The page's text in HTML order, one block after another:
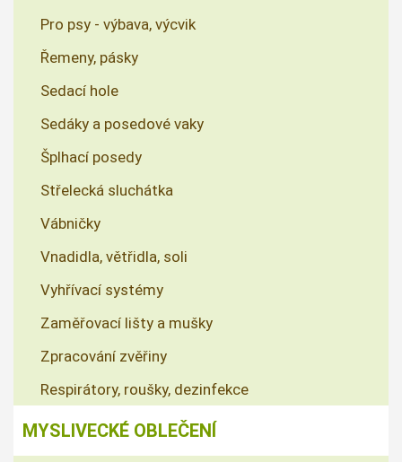
Pro psy - výbava, výcvik
Řemeny, pásky
Sedací hole
Sedáky a posedové vaky
Šplhací posedy
Střelecká sluchátka
Vábničky
Vnadidla, větřidla, soli
Vyhřívací systémy
Zaměřovací lišty a mušky
Zpracování zvěřiny
Respirátory, roušky, dezinfekce
MYSLIVECKÉ OBLEČENÍ